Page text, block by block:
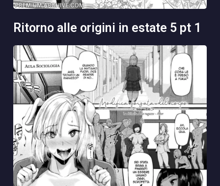
ritorno alle origini in estate 5 pt 1